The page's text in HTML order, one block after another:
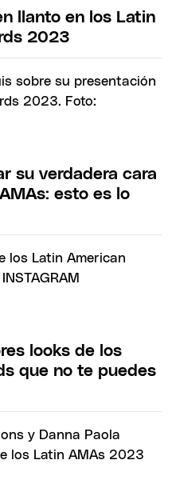
llanto en los Latin
2023
su verdadera cara
esto es lo
looks de los
que no te puedes